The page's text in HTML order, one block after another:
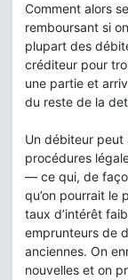
Comment alors
remboursant si
plupart des
créditeur pour
une partie et
du reste de la
Un débiteur
procédures
— ce qui, de
qu’on pourrait le
taux d’intérêt
emprunteurs de
anciennes. On
nouvelles et on